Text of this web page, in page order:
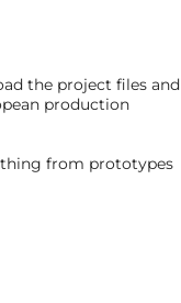
the project files and
production
from prototypes